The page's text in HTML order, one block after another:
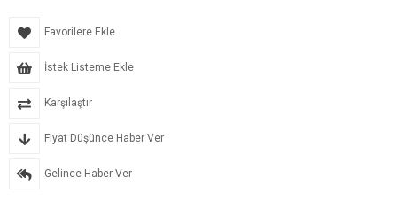
Favorilere Ekle
İstek Listeme Ekle
Karşılaştır
Fiyat Düşünce Haber Ver
Gelince Haber Ver